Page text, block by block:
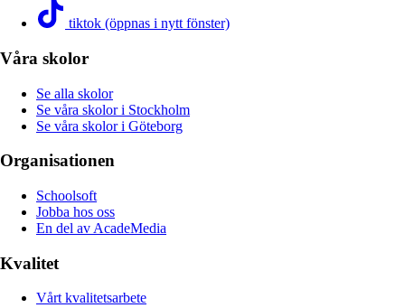
tiktok (öppnas i nytt fönster)
Våra skolor
Se alla skolor
Se våra skolor i Stockholm
Se våra skolor i Göteborg
Organisationen
Schoolsoft
Jobba hos oss
En del av AcadeMedia
Kvalitet
Vårt kvalitetsarbete